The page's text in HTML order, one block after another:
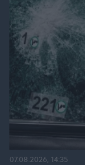
07.08.2026, 14:35